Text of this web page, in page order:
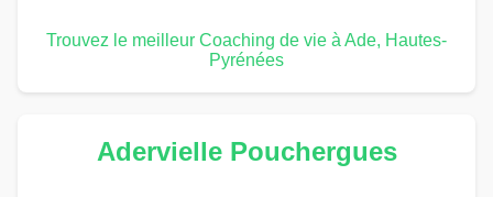
Trouvez le meilleur Coaching de vie à Ade, Hautes-
Pyrénées
Adervielle Pouchergues